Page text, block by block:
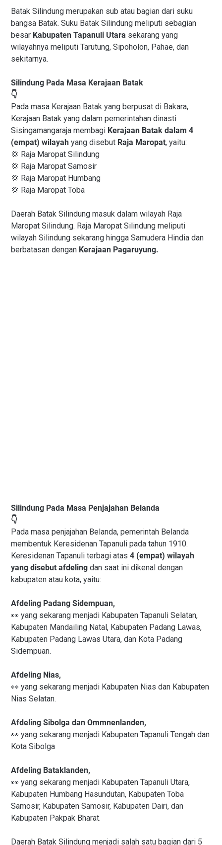
Batak Silindung merupakan sub atau bagian dari suku
bangsa Batak. Suku Batak Silindung meliputi sebagian
besar Kabupaten Tapanuli Utara sekarang yang
wilayahnya meliputi Tarutung, Sipoholon, Pahae, dan
sekitarnya.
Silindung Pada Masa Kerajaan Batak
👇
Pada masa Kerajaan Batak yang berpusat di Bakara,
Kerajaan Batak yang dalam pemerintahan dinasti
Sisingamangaraja membagi Kerajaan Batak dalam 4
(empat) wilayah yang disebut Raja Maropat, yaitu:
💢 Raja Maropat Silindung
💢 Raja Maropat Samosir
💢 Raja Maropat Humbang
💢 Raja Maropat Toba
Daerah Batak Silindung masuk dalam wilayah Raja
Maropat Silindung. Raja Maropat Silindung meliputi
wilayah Silindung sekarang hingga Samudera Hindia dan
berbatasan dengan Kerajaan Pagaruyung.
Silindung Pada Masa Penjajahan Belanda
👇
Pada masa penjajahan Belanda, pemerintah Belanda
membentuk Keresidenan Tapanuli pada tahun 1910.
Keresidenan Tapanuli terbagi atas 4 (empat) wilayah
yang disebut afdeling dan saat ini dikenal dengan
kabupaten atau kota, yaitu:
Afdeling Padang Sidempuan,
👀 yang sekarang menjadi Kabupaten Tapanuli Selatan,
Kabupaten Mandailing Natal, Kabupaten Padang Lawas,
Kabupaten Padang Lawas Utara, dan Kota Padang
Sidempuan.
Afdeling Nias,
👀 yang sekarang menjadi Kabupaten Nias dan Kabupaten
Nias Selatan.
Afdeling Sibolga dan Ommnenlanden,
👀 yang sekarang menjadi Kabupaten Tapanuli Tengah dan
Kota Sibolga
Afdeling Bataklanden,
👀 yang sekarang menjadi Kabupaten Tapanuli Utara,
Kabupaten Humbang Hasundutan, Kabupaten Toba
Samosir, Kabupaten Samosir, Kabupaten Dairi, dan
Kabupaten Pakpak Bharat.
Daerah Batak Silindung menjadi salah satu bagian dari 5